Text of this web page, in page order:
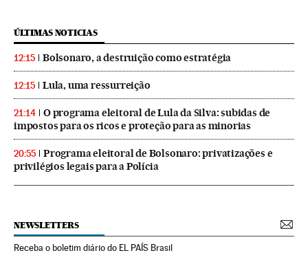
ÚLTIMAS NOTICIAS
12:15 Bolsonaro, a destruição como estratégia
12:15 Lula, uma ressurreição
21:14
O programa eleitoral de Lula da Silva: subidas de
impostos para os ricos e proteção para as minorias
20:55
Programa eleitoral de Bolsonaro: privatizações e
privilégios legais para a Polícia
NEWSLETTERS
Receba o boletim diário do EL PAÍS Brasil